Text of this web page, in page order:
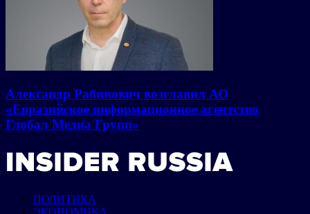
Александр Рабинович возглавил АО
«Евразийское информационное агентство
Глобал Медиа Групп»
ПОЛИТИКА
ЭКОНОМИКА